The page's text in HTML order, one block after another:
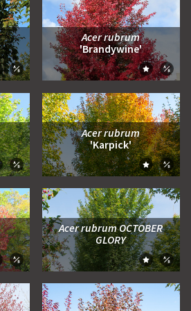
Zum Vergleich hinzufügen
Zum Moodboard hinzufügen
Acer rubrum
'Brandywine'
Zum
Zum Vergleich hinzufügen
Zum Moodboard hinzufügen
Acer rubrum
'Karpick'
Zum
Zum
Zum Vergleich hinzufügen
Zum Moodboard hinzufügen
Acer rubrum OCTOBER
GLORY
Zum
Zum